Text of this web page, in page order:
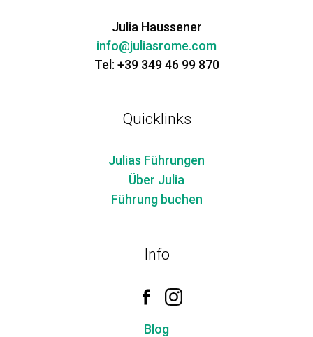
Julia Haussener
info@juliasrome.com
Tel: +39 349 46 99 870
Quicklinks
Julias Führungen
Über Julia
Führung buchen
Info
Blog